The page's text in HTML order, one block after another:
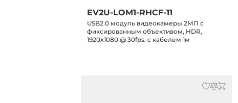
EV2U-LOM1-RHCF-11
USB2.0 модуль видеокамеры 2МП с
фиксированным объективом, HDR,
1920x1080 @ 30fps, с кабелем 1м